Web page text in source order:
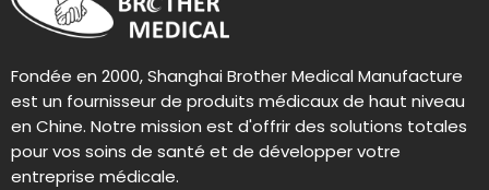
Fondée en 2000, Shanghai Brother Medical Manufacture
est un fournisseur de produits médicaux de haut niveau
en Chine. Notre mission est d'offrir des solutions totales
pour vos soins de santé et de développer votre
entreprise médicale.